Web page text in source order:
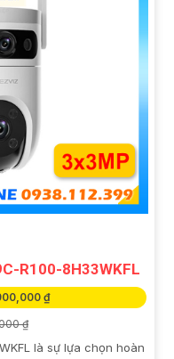
R100-8H33WKFL
₫
₫
là sự lựa chọn hoàn